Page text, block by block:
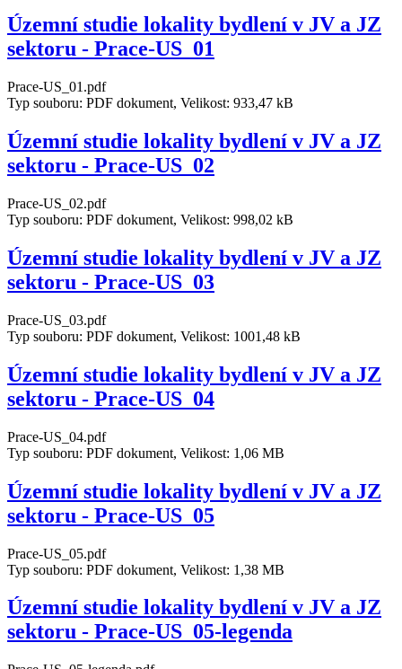
Územní studie lokality bydlení v JV a JZ
sektoru - Prace-US_01
Prace-US_01.pdf
Typ souboru: PDF dokument, Velikost: 933,47 kB
Územní studie lokality bydlení v JV a JZ
sektoru - Prace-US_02
Prace-US_02.pdf
Typ souboru: PDF dokument, Velikost: 998,02 kB
Územní studie lokality bydlení v JV a JZ
sektoru - Prace-US_03
Prace-US_03.pdf
Typ souboru: PDF dokument, Velikost: 1001,48 kB
Územní studie lokality bydlení v JV a JZ
sektoru - Prace-US_04
Prace-US_04.pdf
Typ souboru: PDF dokument, Velikost: 1,06 MB
Územní studie lokality bydlení v JV a JZ
sektoru - Prace-US_05
Prace-US_05.pdf
Typ souboru: PDF dokument, Velikost: 1,38 MB
Územní studie lokality bydlení v JV a JZ
sektoru - Prace-US_05-legenda